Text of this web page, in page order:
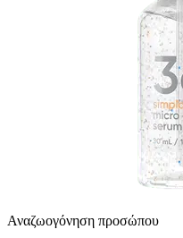
Αναζωογόνηση προσώπου